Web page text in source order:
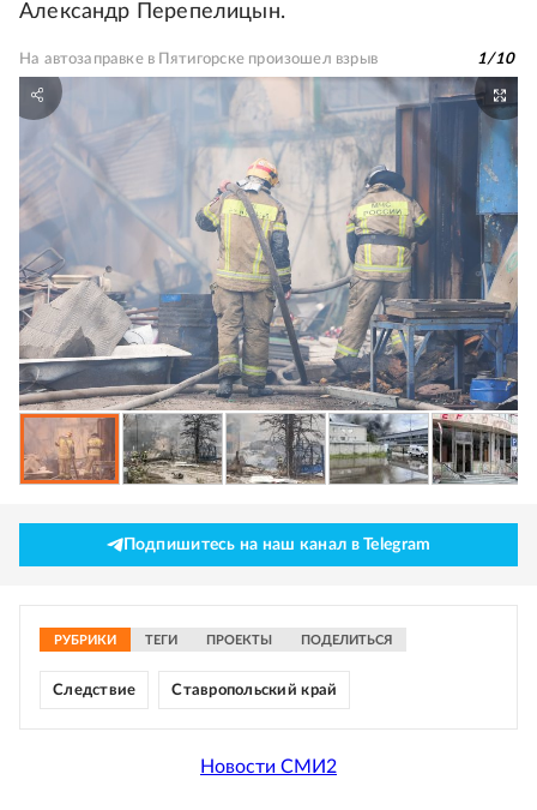
Александр Перепелицын.
На автозаправке в Пятигорске произошел взрыв 1/10
Подпишитесь на наш канал в Telegram
РУБРИКИ ТЕГИ ПРОЕКТЫ ПОДЕЛИТЬСЯ
Следствие Ставропольский край
Новости СМИ2